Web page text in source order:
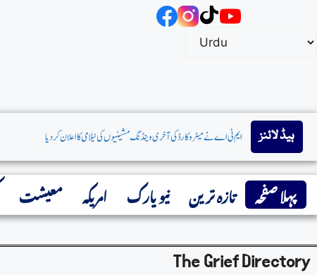
ہیڈ لائنز
پہلا صفحہ تازہ ترین نیو یارک امریکہ معیشت
The Grief Directory